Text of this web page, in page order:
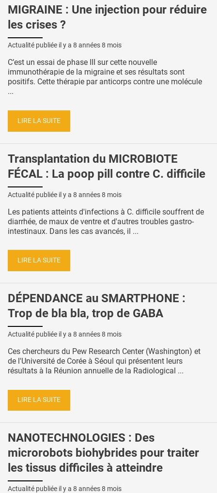
MIGRAINE : Une injection pour réduire
les crises ?
Actualité publiée il y a 8 années 8 mois
C’est un essai de phase III sur cette nouvelle
immunothérapie de la migraine et ses résultats sont
positifs. Cette thérapie par anticorps contre une molécule
...
LIRE LA SUITE
Transplantation du MICROBIOTE
FÉCAL : La poop pill contre C. difficile
Actualité publiée il y a 8 années 8 mois
Les patients atteints d'infections à C. difficile souffrent de
diarrhée, de maux de ventre et d'autres troubles gastro-
intestinaux. Dans les cas avancés, il ...
LIRE LA SUITE
DÉPENDANCE au SMARTPHONE :
Trop de bla bla, trop de GABA
Actualité publiée il y a 8 années 8 mois
Ces chercheurs du Pew Research Center (Washington) et
de l'Université de Corée à Séoul qui présentent leurs
résultats à la Réunion annuelle de la Radiological ...
LIRE LA SUITE
NANOTECHNOLOGIES : Des
microrobots biohybrides pour traiter
les tissus difficiles à atteindre
Actualité publiée il y a 8 années 8 mois